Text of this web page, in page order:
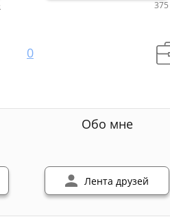
375
0
Обо мне
Лента друзей